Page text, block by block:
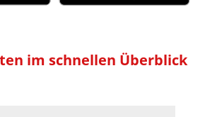
im schnellen Überblick